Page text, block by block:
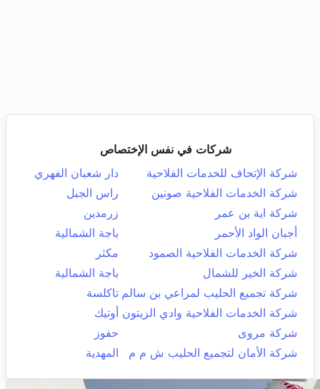
شركات في نفس الإختصاص
شركة الإتحاف للخدمات الفلاحية
دار شعبان الفهري
شركة الخدمات الفلاحية صونين
راس الجبل
شركة اية بن عمر
زرمدين
أجبان الواد الأحمر
باجة الشمالية
شركة الخدمات الفلاحية الصمود
مكثر
شركة الخير للشمال
باجة الشمالية
شركة تجميع الحليب لمراعي بن سالم تاكلسة
شركة الخدمات الفلاحية وادي الزيتون أوتيك
شركة مروى
حفوز
شركة الأمان لتجميع الحليب ش م م
المهدية